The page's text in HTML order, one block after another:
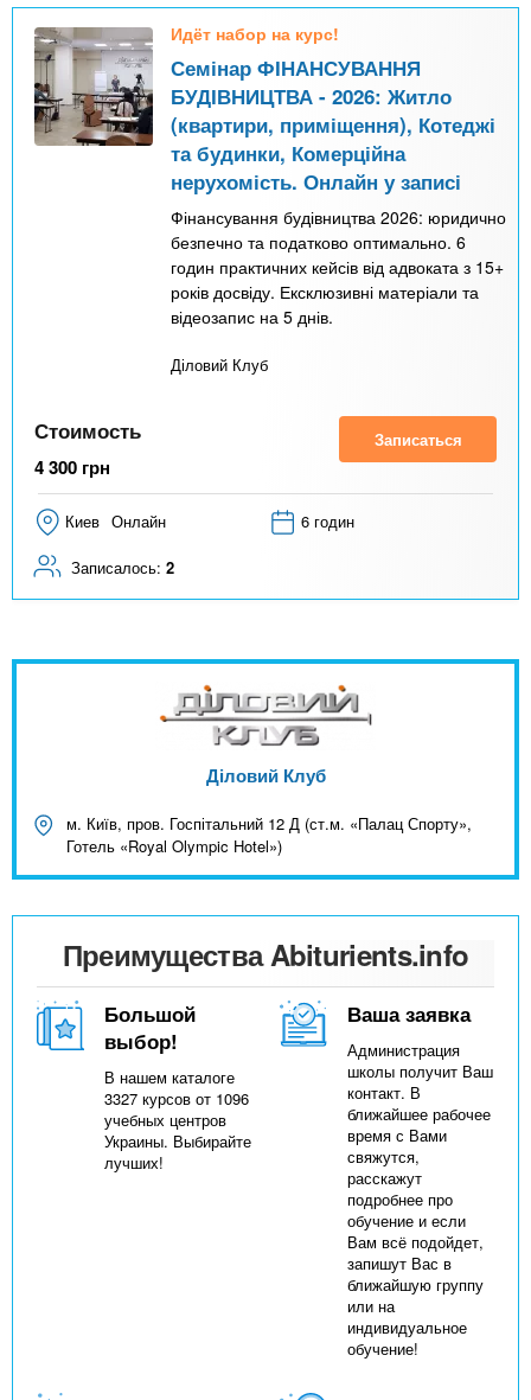
Идёт набор на курс!
Семінар ФІНАНСУВАННЯ
БУДІВНИЦТВА - 2026: Житло
(квартири, приміщення), Котеджі
та будинки, Комерційна
нерухомість. Онлайн у записі
Фінансування будівництва 2026: юридично
безпечно та податково оптимально. 6
годин практичних кейсів від адвоката з 15+
років досвіду. Ексклюзивні матеріали та
відеозапис на 5 днів.
Діловий Клуб
Стоимость
4 300 грн
Записаться
Киев Онлайн 6 годин
Записалось: 2
Діловий Клуб
м. Київ, пров. Госпітальний 12 Д (ст.м. «Палац Спорту»,
Готель «Royal Olympic Hotel»)
Преимущества Abiturients.info
Большой
выбор!
В нашем каталоге
3327 курсов от 1096
учебных центров
Украины. Выбирайте
лучших!
Ваша заявка
Администрация
школы получит Ваш
контакт. В
ближайшее рабочее
время с Вами
свяжутся,
расскажут
подробнее про
обучение и если
Вам всё подойдет,
запишут Вас в
ближайшую группу
или на
индивидуальное
обучение!